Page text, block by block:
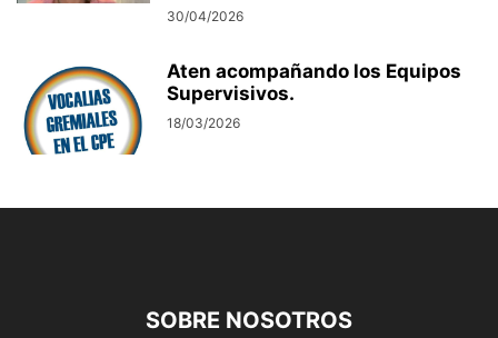
30/04/2026
Aten acompañando los Equipos
Supervisivos.
18/03/2026
SOBRE NOSOTROS